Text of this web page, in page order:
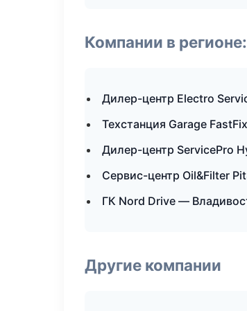
Компании в
Дилер-центр Electro
Техстанция Garage
Дилер-центр ServicePro
Сервис-центр Oil&Filter
ГК Nord Drive —
Другие компании